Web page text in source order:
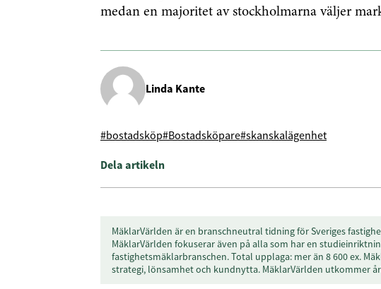
medan en majoritet av stockholmarna väljer
Linda Kante
#bostadsköp#Bostadsköpare#skanskalägenhet
Dela artikeln
MäklarVärlden är en branschneutral tidning för Sveriges
MäklarVärlden fokuserar även på alla som har en
fastighetsmäklarbranschen. Total upplaga: mer än 8 600 ex.
strategi, lönsamhet och kundnytta. MäklarVärlden utkommer